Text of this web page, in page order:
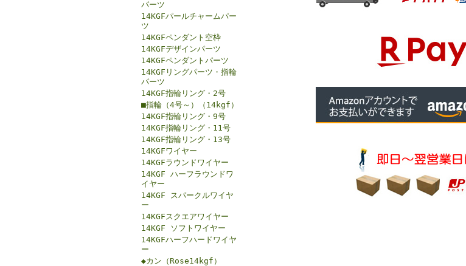
パーツ
14KGFパールチャームパー
ツ
14KGFペンダント空枠
14KGFデザインパーツ
14KGFペンダントパーツ
14KGFリングパーツ・指輪
パーツ
14KGF指輪リング・2号
■指輪（4号～）（14kgf）
14KGF指輪リング・9号
14KGF指輪リング・11号
14KGF指輪リング・13号
14KGFワイヤー
14KGFラウンドワイヤー
14KGF ハーフラウンドワ
イヤー
14KGF スパークルワイヤ
ー
14KGFスクエアワイヤー
14KGF ソフトワイヤー
14KGFハーフハードワイヤ
ー
◆カン（Rose14kgf）